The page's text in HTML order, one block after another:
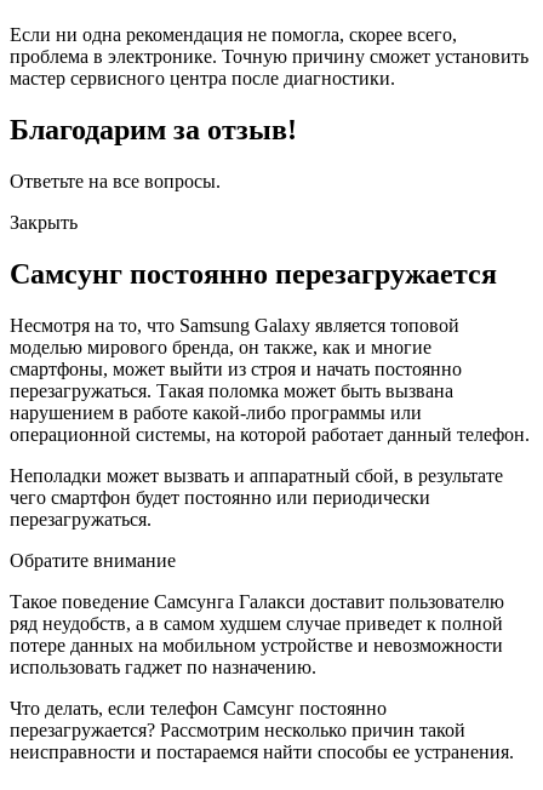
Если ни одна рекомендация не помогла, скорее всего,
проблема в электронике. Точную причину сможет установить
мастер сервисного центра после диагностики.
Благодарим за отзыв!
Ответьте на все вопросы.
Закрыть
Самсунг постоянно перезагружается
Несмотря на то, что Samsung Galaxy является топовой
моделью мирового бренда, он также, как и многие
смартфоны, может выйти из строя и начать постоянно
перезагружаться. Такая поломка может быть вызвана
нарушением в работе какой-либо программы или
операционной системы, на которой работает данный телефон.
Неполадки может вызвать и аппаратный сбой, в результате
чего смартфон будет постоянно или периодически
перезагружаться.
Обратите внимание
Такое поведение Самсунга Галакси доставит пользователю
ряд неудобств, а в самом худшем случае приведет к полной
потере данных на мобильном устройстве и невозможности
использовать гаджет по назначению.
Что делать, если телефон Самсунг постоянно
перезагружается? Рассмотрим несколько причин такой
неисправности и постараемся найти способы ее устранения.